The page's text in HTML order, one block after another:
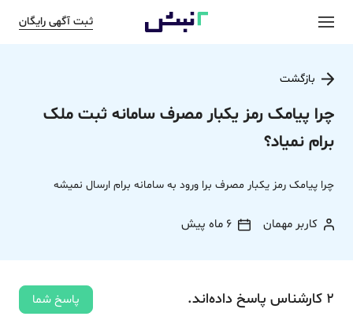
ثبت آگهی رایگان
بازگشت
چرا پیامک رمز یکبار مصرف سامانه ثبت ملک
برام نمیاد؟
چرا پیامک رمز یکبار مصرف برا ورود به سامانه برام ارسال نمیشه
کاربر مهمان 6 ماه پیش
2 کارشناس پاسخ داده‌اند. پاسخ شما